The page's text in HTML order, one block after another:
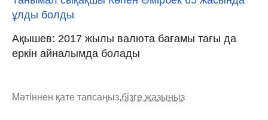
ұлды болды
Ақышев: 2017 жылы валюта бағамы тағы да
еркін айналымда болады
Мәтіннен қате тапсаңыз,бізге жазыңыз